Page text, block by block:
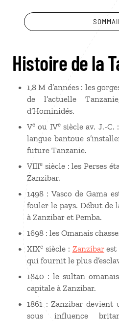
Histoire de la
1,8 M d’années : les
de l’actuelle
d’Hominidés.
Ve ou IVesiècle av. J.-C.
langue bantoue
future Tanzanie.
VIIIe siècle : les Perses
Zanzibar.
1498 : Vasco de Gama
fouler le pays. Début de
à Zanzibar et Pemba.
1698 : les Omanais
XIXe siècle : Zanzibarest
qui fournit le plus
1840 : le sultan
capitale à Zanzibar.
1861 : Zanzibar devient
sous influence